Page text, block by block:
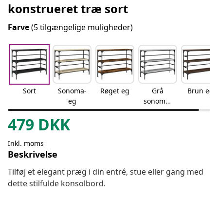
konstrueret træ sort
Farve(5 tilgængelige muligheder)
Sort
Sonoma-
eg
Røget eg
Grå
sonoma-
eg
Brun eg
479 DKK
Inkl. moms
Beskrivelse
Tilføj et elegant præg i din entré, stue eller gang med
dette stilfulde konsolbord.